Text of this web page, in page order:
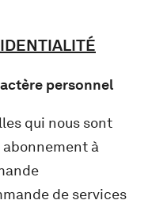
personnel
qui nous sont
abonnement à
de services